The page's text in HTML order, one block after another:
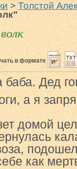
>Толстой
в формате
Дед
а я
домой
как